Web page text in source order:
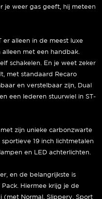
je weer gas geeft, hij meteen
er alleen in de meest luxe
met een handbak.
schakelen. En je weet zeker
met standaard Recaro
en verstelbaar zijn, Dual
een lederen stuurwiel in ST-
zijn unieke carbonzwarte
sportieve 19 inch lichtmetalen
en LED achterlichten.
en de belangrijkste is
Hiermee krijg je de
(met Normal, Slippery, Sport